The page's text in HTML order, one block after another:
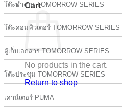
Cart
No products in the cart.
Return to shop
โต๊ะทำงาน TOMORROW SERIES
โต๊ะคอมพิวเตอร์ TOMORROW SERIES
ตู้เก็บเอกสาร TOMORROW SERIES
โต๊ะประชุม TOMORROW SERIES
เคาน์เตอร์ PUMA